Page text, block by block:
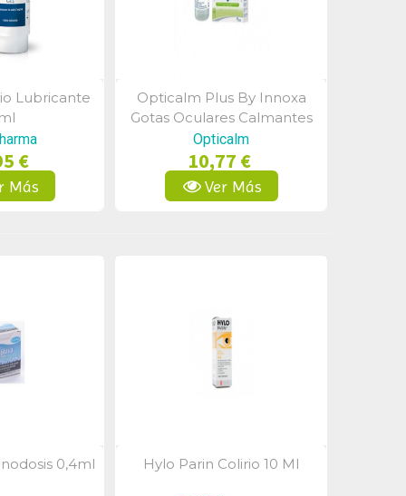
Rápida
Lubricante
€
Más
Vista Rápida
Opticalm Plus By Innoxa
Gotas Oculares Calmantes
Opticalm
10,77 €
Ver Más
Rápida 0,4ml Vista Rápida
Hylo Parin Colirio 10 Ml